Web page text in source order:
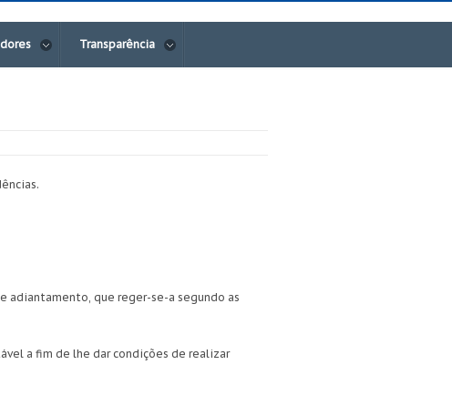
Transparência
adiantamento, que reger-se-a segundo as
a fim de lhe dar condições de realizar